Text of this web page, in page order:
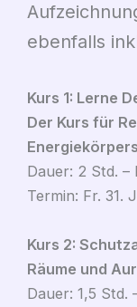
ebenfalls
Kurs 1: Lerne
Der Kurs für
Energiekörpers
Dauer: 2 Std.
Termin: Fr. 31.
Kurs 2:
Räume und
Dauer: 1,5 Std.